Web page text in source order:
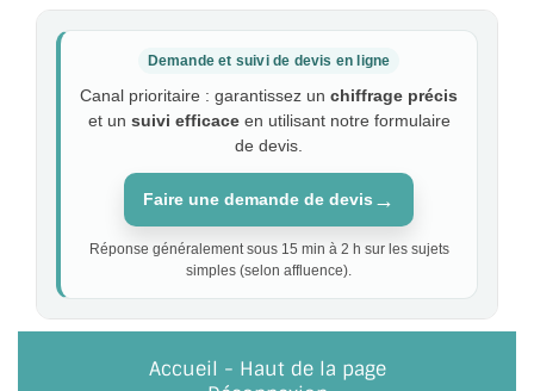
Demande et suivi de devis en ligne
Canal prioritaire : garantissez un chiffrage précis
et un suivi efficaceen utilisant notre formulaire
de devis.
Faire une demande de devis →
Réponse généralement sous 15 min à 2 h sur les sujets
simples (selon affluence).
Accueil - Haut de la page